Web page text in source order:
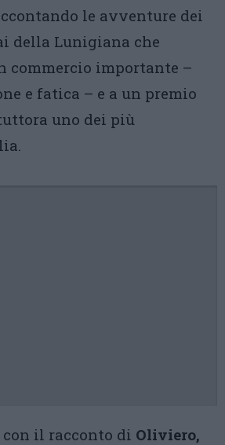
le avventure dei
della Lunigiana che
commercio importante –
e fatica – e a un premio
uno dei più
il racconto di Oliviero,